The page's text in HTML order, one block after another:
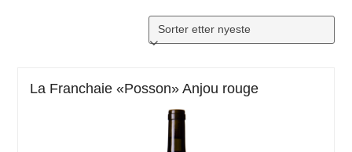
La Franchaie «Posson» Anjou rouge